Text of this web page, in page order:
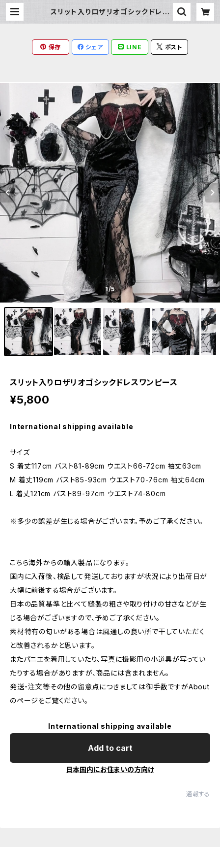
スリット入りロザリオゴシックドレス
保存 シェア LINE ポスト
1/5
スリット入りロザリオゴシックドレスワンピース
¥5,800
International shipping available
サイズ
S 着丈117cm バスト81-89cm ウエスト66-72cm 袖丈63cm
M 着丈119cm バスト85-93cm ウエスト70-76cm 袖丈64cm
L 着丈121cm バスト89-97cm ウエスト74-80cm
※多少の誤差が生じる場合がございます。予めご了承ください。
こちら海外からの輸入製品になります。
国内に入荷後、検品して発送しておりますが状況により出荷日が
大幅に前後する場合がございます。
日本の品質基準と比べて縫製の粗さや取り付けの甘さなどが生
じる場合がございますので、予めご了承ください。
素材特有の匂いがある場合は風通しの良い所で干していただく
と改善されるかと思います。
またパニエを着用していたり、写真に撮影用の小道具が写ってい
たりする場合がありますが、商品には含まれません。
発送・注文等その他の留意点につきましては御手数ですがAbout
のページをご覧ください。
International shipping available
Add to cart
日本国内にお住まいの方向け
通報する